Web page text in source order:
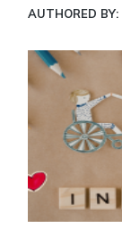
AUTHORED BY: